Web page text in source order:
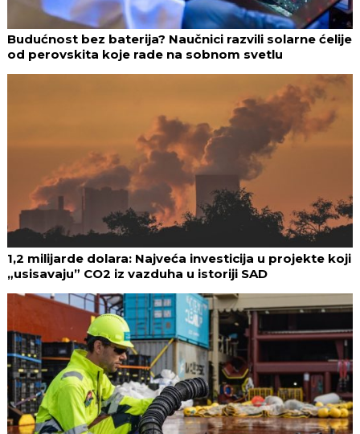
Budućnost bez baterija? Naučnici razvili solarne ćelije
od perovskita koje rade na sobnom svetlu
1,2 milijarde dolara: Najveća investicija u projekte koji
„usisavaju” CO2 iz vazduha u istoriji SAD